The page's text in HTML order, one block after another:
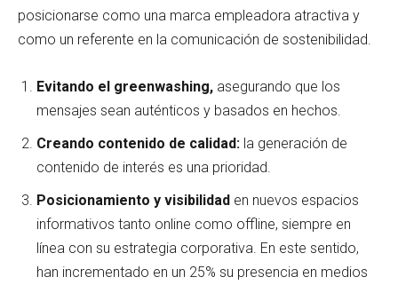
posicionarse como una marca empleadora atractiva y
como un referente en la comunicación de sostenibilidad.
Evitando el greenwashing, asegurando que los
mensajes sean auténticos y basados en hechos.
Creando contenido de calidad: la generación de
contenido de interés es una prioridad.
Posicionamiento y visibilidad en nuevos espacios
informativos tanto online como offline, siempre en
línea con su estrategia corporativa. En este sentido,
han incrementado en un 25% su presencia en medios